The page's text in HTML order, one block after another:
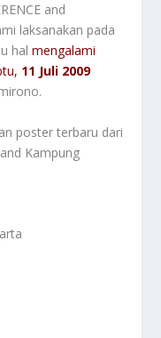
and
laksanakan pada
halmengalami
11 Juli 2009
poster terbaru dari
Kampung